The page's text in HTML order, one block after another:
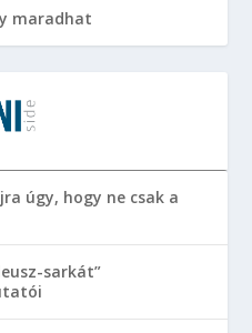
maradhat
úgy, hogy ne csak a
sarkát”